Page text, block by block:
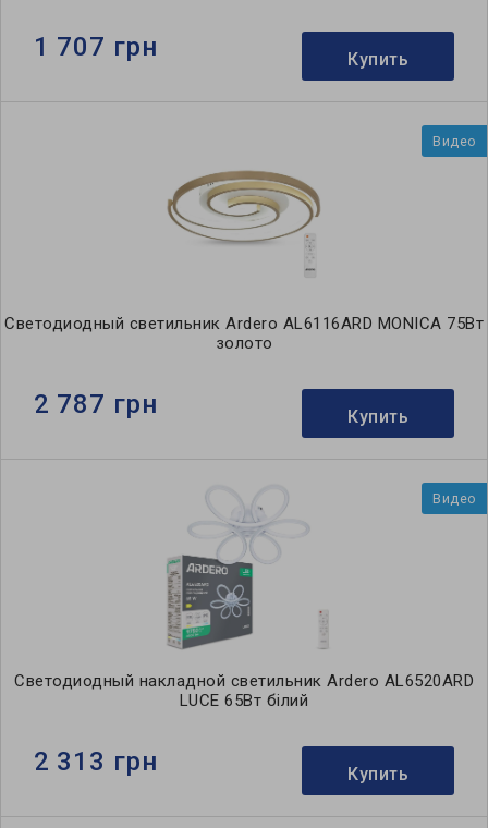
1 707 грн Купить
Видео
Светодиодный светильник Ardero AL6116ARD MONICA 75Вт
золото
2 787 грн Купить
Видео
Светодиодный накладной светильник Ardero AL6520ARD
LUCE 65Вт білий
2 313 грн Купить